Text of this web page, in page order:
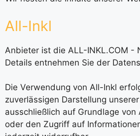
All-Inkl
Anbieter ist die ALL-INKL.COM -
Details entnehmen Sie der
Die Verwendung von All-Inkl
zuverlässigen Darstellung
ausschließlich auf Grundlage
oder den Zugriff auf